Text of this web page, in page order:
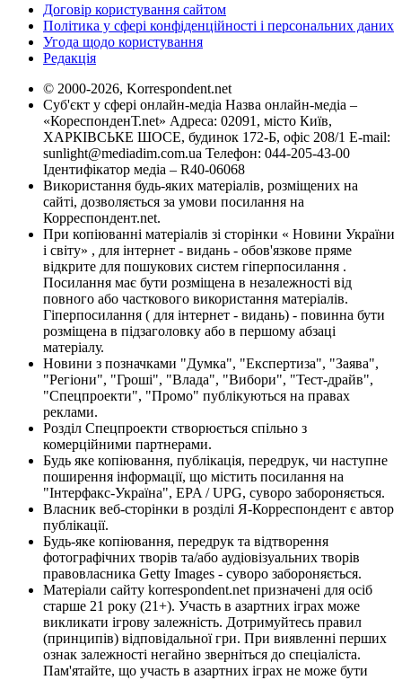
Договір користування сайтом
Політика у сфері конфіденційності і персональних даних
Угода щодо користування
Редакція
© 2000-2026, Korrespondent.net
Суб'єкт у сфері онлайн-медіа Назва онлайн-медіа –
«КореспонденТ.net» Адреса: 02091, місто Київ,
ХАРКІВСЬКЕ ШОСЕ, будинок 172-Б, офіс 208/1 E-mail:
sunlight@mediadim.com.ua Телефон: 044-205-43-00
Ідентифікатор медіа – R40-06068
Використання будь-яких матеріалів, розміщених на
сайті, дозволяється за умови посилання на
Корреспондент.net.
При копіюванні матеріалів зі сторінки « Новини України
і світу» , для інтернет - видань - обов'язкове пряме
відкрите для пошукових систем гіперпосилання .
Посилання має бути розміщена в незалежності від
повного або часткового використання матеріалів.
Гіперпосилання ( для інтернет - видань) - повинна бути
розміщена в підзаголовку або в першому абзаці
матеріалу.
Новини з позначками "Думка", "Експертиза", "Заява",
"Регіони", "Гроші", "Влада", "Вибори", "Тест-драйв",
"Спецпроекти", "Промо" публікуються на правах
реклами.
Розділ Спецпроекти створюється спільно з
комерційними партнерами.
Будь яке копіювання, публікація, передрук, чи наступне
поширення інформації, що містить посилання на
"Інтерфакс-Україна", EPA / UPG, суворо забороняється.
Власник веб-сторінки в розділі Я-Корреспондент є автор
публікації.
Будь-яке копіювання, передрук та відтворення
фотографічних творів та/або аудіовізуальних творів
правовласника Getty Images - суворо забороняється.
Матеріали сайту korrespondent.net призначені для осіб
старше 21 року (21+). Участь в азартних іграх може
викликати ігрову залежність. Дотримуйтесь правил
(принципів) відповідальної гри. При виявленні перших
ознак залежності негайно зверніться до спеціаліста.
Пам'ятайте, що участь в азартних іграх не може бути